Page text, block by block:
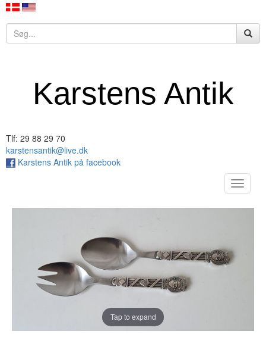
Karstens Antik
Tlf: 29 88 29 70
karstensantik@live.dk
Karstens Antik på facebook
Toggle
Tap to expand